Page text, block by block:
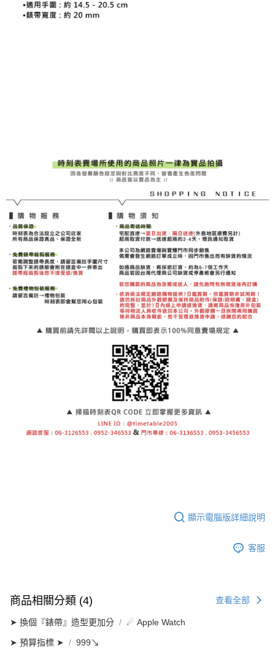
顯示電腦版詳細說明
客服
商品相關分類 (4) 查看全部
➤ 換個『錶帶』造型更加分 ☄ Apple Watch
➤ 預算指標 ➤ 999↘